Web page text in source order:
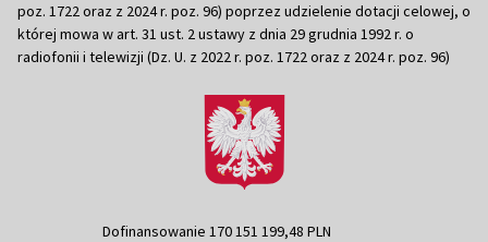
poz. 1722 oraz z 2024 r. poz. 96) poprzez udzielenie dotacji celowej, o
której mowa w art. 31 ust. 2 ustawy z dnia 29 grudnia 1992 r. o
radiofonii i telewizji (Dz. U. z 2022 r. poz. 1722 oraz z 2024 r. poz. 96)
Dofinansowanie 170 151 199,48 PLN